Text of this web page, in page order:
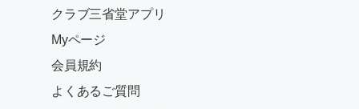
クラブ三省堂アプリ
Myページ
会員規約
よくあるご質問